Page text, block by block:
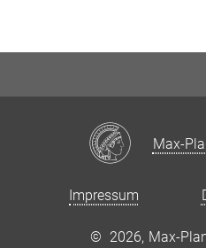
supplementary-material
Max-
Impressum
© 2026, Max-